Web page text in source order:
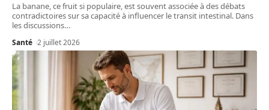
La banane, ce fruit si populaire, est souvent associée à des débats
contradictoires sur sa capacité à influencer le transit intestinal. Dans
les discussions…
Santé 2 juillet 2026